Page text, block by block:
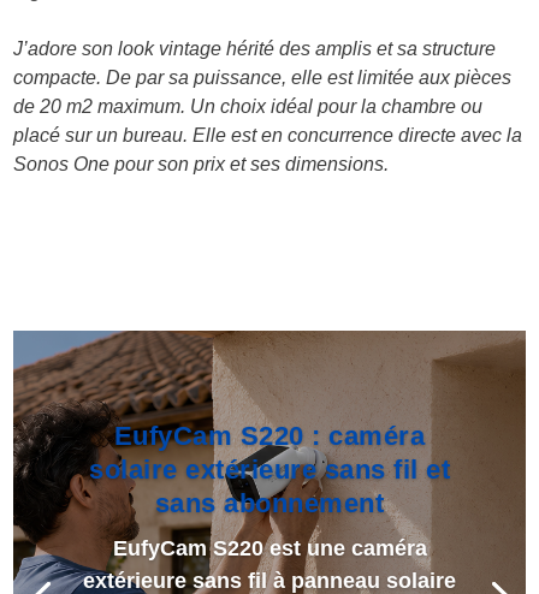
J’adore son look vintage hérité des amplis et sa structure
compacte. De par sa puissance, elle est limitée aux pièces
de 20 m2 maximum. Un choix idéal pour la chambre ou
placé sur un bureau. Elle est en concurrence directe avec la
Sonos One pour son prix et ses dimensions.
EufyCam S220 : caméra
solaire extérieure sans fil et
sans abonnement
EufyCam S220 est une caméra
extérieure sans fil à panneau solaire